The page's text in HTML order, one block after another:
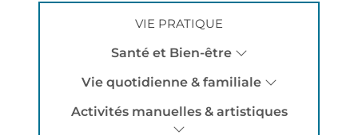
VIE PRATIQUE
Santé et Bien-être
Vie quotidienne & familiale
Activités manuelles & artistiques